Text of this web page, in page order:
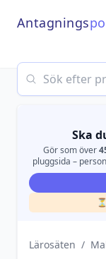
Antagnings
Search
Ska
Gör som över
pluggsida –
Lärosäten /